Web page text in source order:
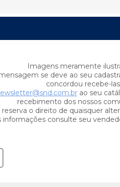
Imagens meramente
se deve ao seu
concordou recebe-
ao seu
recebimento dos nossos
reserva o direito de quaisquer
informações consulte seu